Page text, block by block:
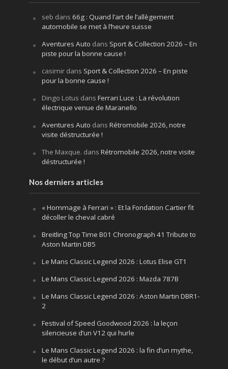
seb dans 66g : Quand l’art de l’allègement
automobile se met à l’heure suisse
Aventures Auto dans Sport & Collection 2026 – En
piste pour la bonne cause !
casimirdans Sport & Collection 2026 – En piste
pour la bonne cause !
Dingo Lotus dans Ferrari Luce : La révolution
électrique venue de Maranello
Aventures Auto dans Rétromobile 2026, notre
visite déstructurée !
The Maxque. dans Rétromobile 2026, notre visite
déstructurée !
Nos derniers articles
« Hommage à Ferrari » : Et la Fondation Cartier fit
décoller le cheval cabré
Breitling Top Time B01 Chronograph 41 Tribute to
Aston Martin DB5
Le Mans Classic Legend 2026 : Lotus Elise GT1
Le Mans Classic Legend 2026 : Mazda 787B
Le Mans Classic Legend 2026 : Aston Martin DBR1-
2
Festival of Speed Goodwood 2026 : la leçon
silencieuse d’un V12 qui hurle
Le Mans Classic Legend 2026 : la fin d’un mythe,
le début d’un autre ?